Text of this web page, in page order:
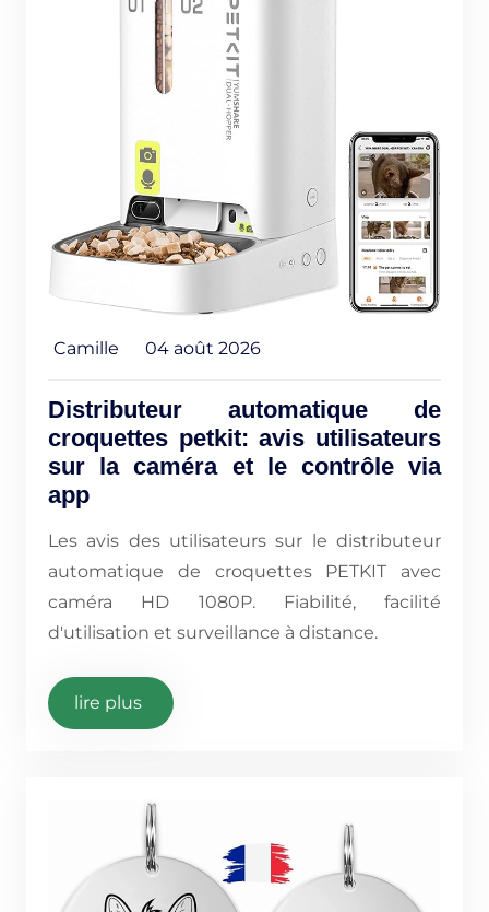
Camille 04 août 2026
Distributeur automatique de
croquettes petkit: avis utilisateurs
sur la caméra et le contrôle via
app
Les avis des utilisateurs sur le distributeur
automatique de croquettes PETKIT avec
caméra HD 1080P. Fiabilité, facilité
d'utilisation et surveillance à distance.
lire plus